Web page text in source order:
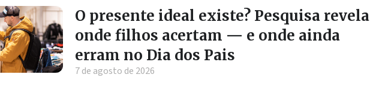
O presente ideal existe? Pesquisa revela
onde filhos acertam — e onde ainda
erram no Dia dos Pais
7 de agosto de 2026